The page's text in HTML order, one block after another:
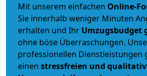
Mit unserem einfachen Online-
Sie innerhalb weniger Minuten
erhalten und Ihr Umzugsbudget
ohne böse Überraschungen.
professionellen Dienstleistungen
einen stressfreien und